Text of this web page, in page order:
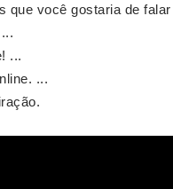
que você gostaria de falar
...
...